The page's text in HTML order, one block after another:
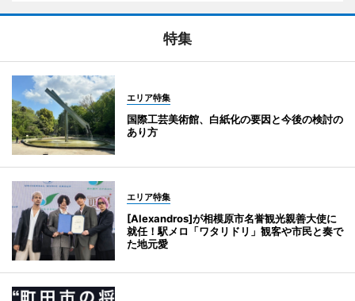
特集
エリア特集
国際工芸美術館、白紙化の要因と今後の検討の
あり方
エリア特集
[Alexandros]が相模原市名誉観光親善大使に
就任！駅メロ「ワタリドリ」観客や市民と奏で
た地元愛